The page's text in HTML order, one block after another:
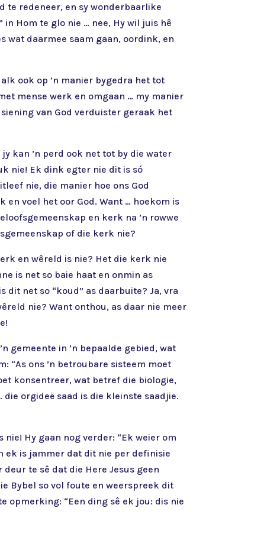
te redeneer, en sy wonderbaarlike
Hom te glo nie … nee, Hy wil juis hê
wat daarmee saam gaan, oordink, en
ook op ’n manier bygedra het tot
mense werk en omgaan … my manier
van God verduister geraak het
kan ’n perd ook net tot by die water
nie! Ek dink egter nie dit is só
nie, die manier hoe ons God
voel het oor God. Want … hoekom is
en kerk na ’n rowwe
of die kerk nie?
en wêreld is nie? Het die kerk nie
is net so baie haat en onmin as
net so “koud” as daarbuite? Ja, vra
nie? Want onthou, as daar nie meer
gemeente in ’n bepaalde gebied, wat
“As ons ’n betroubare sisteem moet
konsentreer, wat betref die biologie,
orgideë saad is die kleinste saadjie.
Hy gaan nog verder: “Ek weier om
ek is jammer dat dit nie per definisie
te sê dat die Here Jesus geen
Bybel so vol foute en weerspreek dit
opmerking: “Een ding sê ek jou: dis nie